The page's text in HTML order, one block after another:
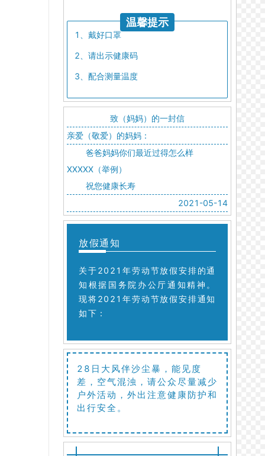
温馨提示
1、戴好口罩
2、请出示健康码
3、配合测量温度
致（妈妈）的一封信
亲爱（敬爱）的妈妈：
爸爸妈妈你们最近过得怎么样
XXXXX（举例）
祝您健康长寿
2021-05-14
放假通知
关于2021年劳动节放假安排的通
知根据国务院办公厅通知精神。
现将2021年劳动节放假安排通知
如下：
28日大风伴沙尘暴，能见度
差，空气混浊，请公众尽量减少
户外活动，外出注意健康防护和
出行安全。